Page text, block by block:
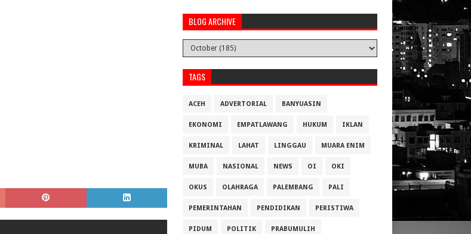
BLOG ARCHIVE
TAGS
ACEH ADVERTORIAL BANYUASIN
EKONOMI EMPATLAWANG HUKUM IKLAN
KRIMINAL LAHAT LINGGAU MUARA ENIM
MUBA NASIONAL NEWS OI OKI
OKUS OLAHRAGA PALEMBANG PALI
PEMERINTAHAN PENDIDIKAN PERISTIWA
PIDUM POLITIK PRABUMULIH